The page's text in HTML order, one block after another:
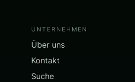
UNTERNEHMEN
Über uns
Kontakt
Suche